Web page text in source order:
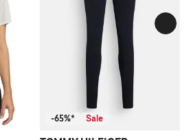
-65%* Sale